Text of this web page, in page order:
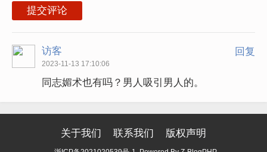
提交评论
访客 回复
2023-11-13 17:10:06
同志媚术也有吗？男人吸引男人的。
关于我们 联系我们 版权声明